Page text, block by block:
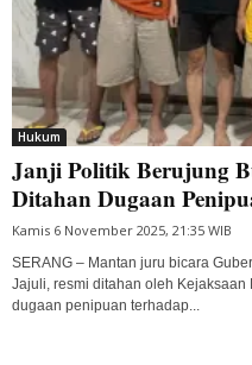
Hukum
Janji Politik Berujung
Ditahan Dugaan
Kamis 6 November 2025, 21:35 WIB
SERANG – Mantan juru bicara
Jajuli, resmi ditahan oleh
dugaan penipuan terhadap...